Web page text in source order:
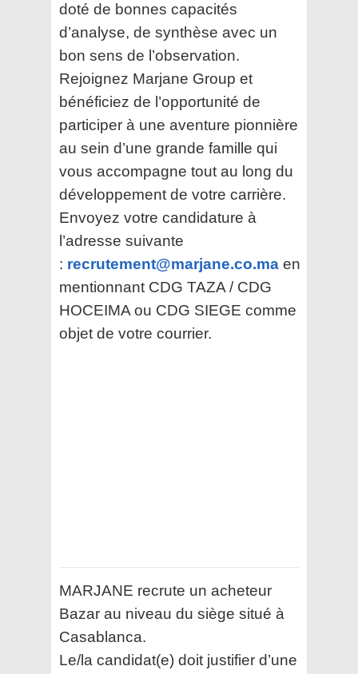
doté de bonnes capacités
d’analyse, de synthèse avec un
bon sens de l’observation.
Rejoignez Marjane Group et
bénéficiez de l’opportunité de
participer à une aventure pionnière
au sein d’une grande famille qui
vous accompagne tout au long du
développement de votre carrière.
Envoyez votre candidature à
l’adresse suivante
: recrutement@marjane.co.ma en
mentionnant CDG TAZA / CDG
HOCEIMA ou CDG SIEGE comme
objet de votre courrier.
MARJANE recrute un acheteur
Bazar au niveau du siège situé à
Casablanca.
Le/la candidat(e) doit justifier d’une